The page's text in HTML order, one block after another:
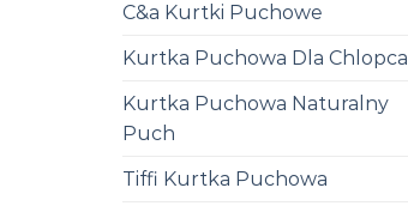
C&a Kurtki Puchowe
Kurtka Puchowa Dla Chlopca
Kurtka Puchowa Naturalny
Puch
Tiffi Kurtka Puchowa